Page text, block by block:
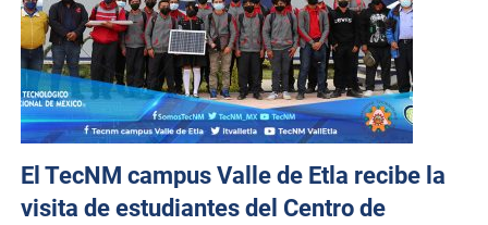
El TecNM campus Valle de Etla recibe la
visita de estudiantes del Centro de